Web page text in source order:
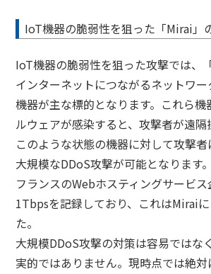
IoT機器の脆弱性を狙った「Mirai」
IoT機器の脆弱性を狙った攻撃では、
インターネットにつながるネットワ
機器が主な標的となります。これら
ルウェアが感染すると、攻撃者が遠隔
このような状態の機器に対して攻撃
大規模なDDoS攻撃が可能となります。
フランスのWebホスティングサービ
1Tbpsを記録しており、これはMirai
た。
大規模DDoS攻撃の対策は容易ではな
実的ではありません。現時点では絶